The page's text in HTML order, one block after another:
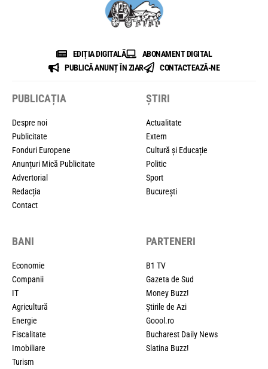
EDIȚIA DIGITALĂ
ABONAMENT DIGITAL
PUBLICĂ ANUNȚ ÎN ZIAR
CONTACTEAZĂ-NE
PUBLICAȚIA
Despre noi
Publicitate
Fonduri Europene
Anunțuri Mică Publicitate
Advertorial
Redacția
Contact
ȘTIRI
Actualitate
Extern
Cultură și Educație
Politic
Sport
București
BANI
Economie
Companii
IT
Agricultură
Energie
Fiscalitate
Imobiliare
Turism
PARTENERI
B1 TV
Gazeta de Sud
Money Buzz!
Știrile de Azi
Goool.ro
Bucharest Daily News
Slatina Buzz!